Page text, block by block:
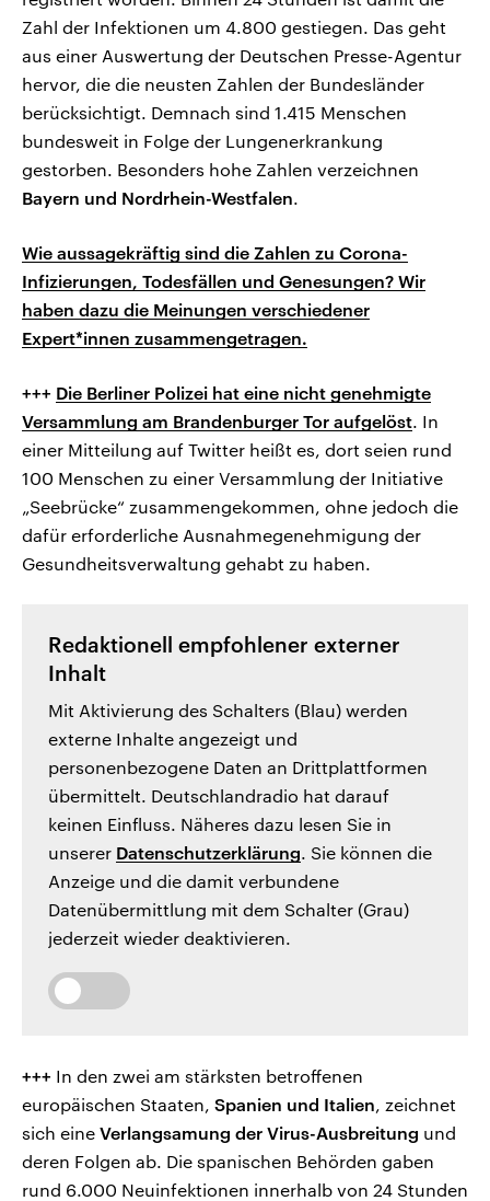
Zahl der Infektionen um 4.800 gestiegen. Das geht
aus einer Auswertung der Deutschen Presse-Agentur
hervor, die die neusten Zahlen der Bundesländer
berücksichtigt. Demnach sind 1.415 Menschen
bundesweit in Folge der Lungenerkrankung
gestorben. Besonders hohe Zahlen verzeichnen
Bayern und Nordrhein-Westfalen.
Wie aussagekräftig sind die Zahlen zu Corona-
Infizierungen, Todesfällen und Genesungen? Wir
haben dazu die Meinungen verschiedener
Expert*innen zusammengetragen.
+++ Die Berliner Polizei hat eine nicht genehmigte
Versammlung am Brandenburger Tor aufgelöst. In
einer Mitteilung auf Twitter heißt es, dort seien rund
100 Menschen zu einer Versammlung der Initiative
„Seebrücke“ zusammengekommen, ohne jedoch die
dafür erforderliche Ausnahmegenehmigung der
Gesundheitsverwaltung gehabt zu haben.
Redaktionell empfohlener externer
Inhalt
Mit Aktivierung des Schalters (Blau) werden
externe Inhalte angezeigt und
personenbezogene Daten an Drittplattformen
übermittelt. Deutschlandradio hat darauf
keinen Einfluss. Näheres dazu lesen Sie in
unserer Datenschutzerklärung. Sie können die
Anzeige und die damit verbundene
Datenübermittlung mit dem Schalter (Grau)
jederzeit wieder deaktivieren.
+++ In den zwei am stärksten betroffenen
europäischen Staaten, Spanien und Italien, zeichnet
sich eine Verlangsamung der Virus-Ausbreitung und
deren Folgen ab. Die spanischen Behörden gaben
rund 6.000 Neuinfektionen innerhalb von 24 Stunden